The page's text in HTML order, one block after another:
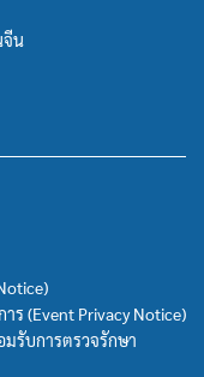
จีน
ร (Event Privacy Notice)
รับการตรวจรักษา